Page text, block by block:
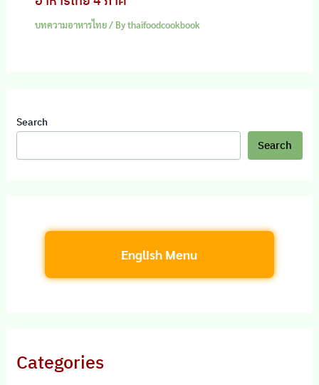
บทความอาหารไทย/ Bythaifoodcookbook
Search
Search
English Menu
Categories